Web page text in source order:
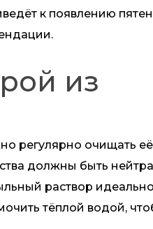
к появлению
из
регулярно очищать её
должны быть
раствор
тёплой водой,